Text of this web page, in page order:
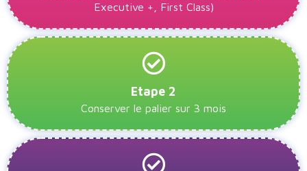
Executive +, First Class)
Etape 2
Conserver le palier sur 3 mois